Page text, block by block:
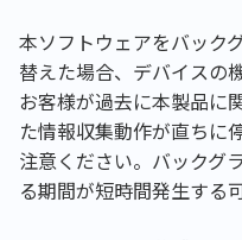
本ソフトウェアをバック
替えた場合、デバイスの
お客様が過去に本製品に
た情報収集動作が直ちに
注意ください。バックグ
る期間が短時間発生する